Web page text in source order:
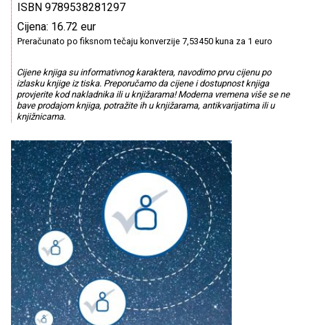
ISBN 9789538281297
Cijena: 16.72 eur
Preračunato po fiksnom tečaju konverzije 7,53450 kuna za 1 euro
Cijene knjiga su informativnog karaktera, navodimo prvu cijenu po
izlasku knjige iz tiska. Preporučamo da cijene i dostupnost knjiga
provjerite kod nakladnika ili u knjižarama! Moderna vremena više se ne
bave prodajom knjiga, potražite ih u knjižarama, antikvarijatima ili u
knjižnicama.